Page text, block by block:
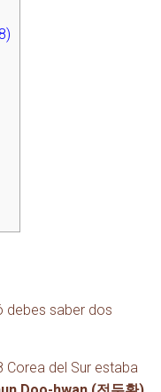
debes saber dos
Corea del Sur estaba